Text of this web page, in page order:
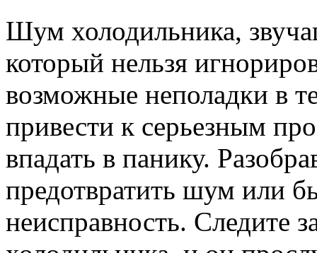
Шум холодильника,
который нельзя
возможные неполадки в
привести к серьезным
впадать в панику.
предотвратить шум или
неисправность. Следите